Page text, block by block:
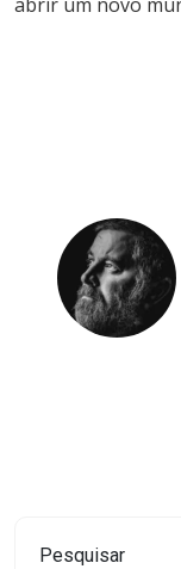
abrir um novo
Pesquisar